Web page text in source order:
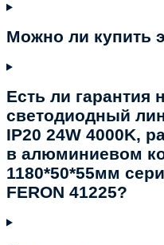
Можно ли купить
Есть ли гарантия
светодиодный
IP20 24W 4000K,
в алюминиевом
1180*50*55мм
FERON 41225?